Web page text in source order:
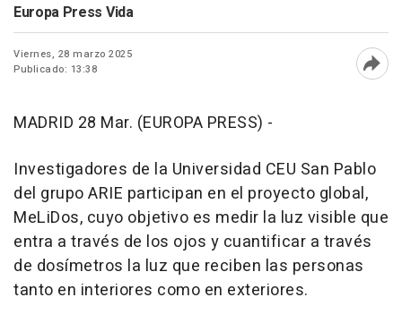
Europa Press Vida
Viernes, 28 marzo 2025
Publicado: 13:38
MADRID 28 Mar. (EUROPA PRESS) -
Investigadores de la Universidad CEU San Pablo
del grupo ARIE participan en el proyecto global,
MeLiDos, cuyo objetivo es medir la luz visible que
entra a través de los ojos y cuantificar a través
de dosímetros la luz que reciben las personas
tanto en interiores como en exteriores.